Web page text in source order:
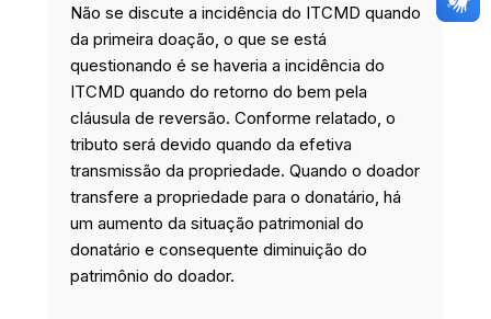
Não se discute a incidência do ITCMD quando
da primeira doação, o que se está
questionando é se haveria a incidência do
ITCMD quando do retorno do bem pela
cláusula de reversão. Conforme relatado, o
tributo será devido quando da efetiva
transmissão da propriedade. Quando o doador
transfere a propriedade para o donatário, há
um aumento da situação patrimonial do
donatário e consequente diminuição do
patrimônio do doador.